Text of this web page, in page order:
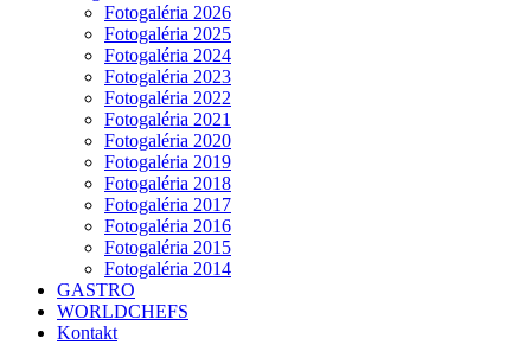
Fotogaléria 2026
Fotogaléria 2025
Fotogaléria 2024
Fotogaléria 2023
Fotogaléria 2022
Fotogaléria 2021
Fotogaléria 2020
Fotogaléria 2019
Fotogaléria 2018
Fotogaléria 2017
Fotogaléria 2016
Fotogaléria 2015
Fotogaléria 2014
GASTRO
WORLDCHEFS
Kontakt